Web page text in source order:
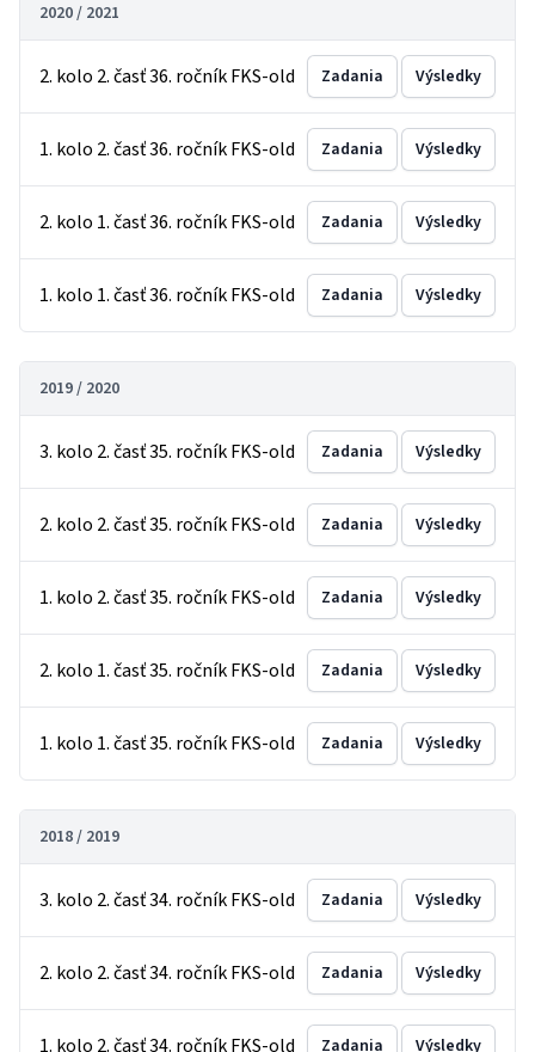
2020 / 2021
2. kolo 2. časť 36. ročník FKS-old Zadania Výsledky
1. kolo 2. časť 36. ročník FKS-old Zadania Výsledky
2. kolo 1. časť 36. ročník FKS-old Zadania Výsledky
1. kolo 1. časť 36. ročník FKS-old Zadania Výsledky
2019 / 2020
3. kolo 2. časť 35. ročník FKS-old Zadania Výsledky
2. kolo 2. časť 35. ročník FKS-old Zadania Výsledky
1. kolo 2. časť 35. ročník FKS-old Zadania Výsledky
2. kolo 1. časť 35. ročník FKS-old Zadania Výsledky
1. kolo 1. časť 35. ročník FKS-old Zadania Výsledky
2018 / 2019
3. kolo 2. časť 34. ročník FKS-old Zadania Výsledky
2. kolo 2. časť 34. ročník FKS-old Zadania Výsledky
1. kolo 2. časť 34. ročník FKS-old Zadania Výsledky